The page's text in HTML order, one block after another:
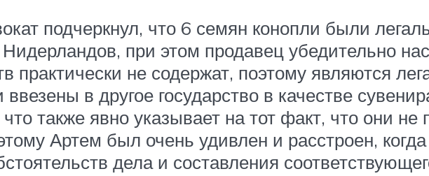
подчеркнул, что 6 семян конопли были
при этом продавец убедительно
практически не содержат, поэтому являются
в другое государство в качестве
также явно указывает на тот факт, что они
Артем был очень удивлен и расстроен,
дела и составления